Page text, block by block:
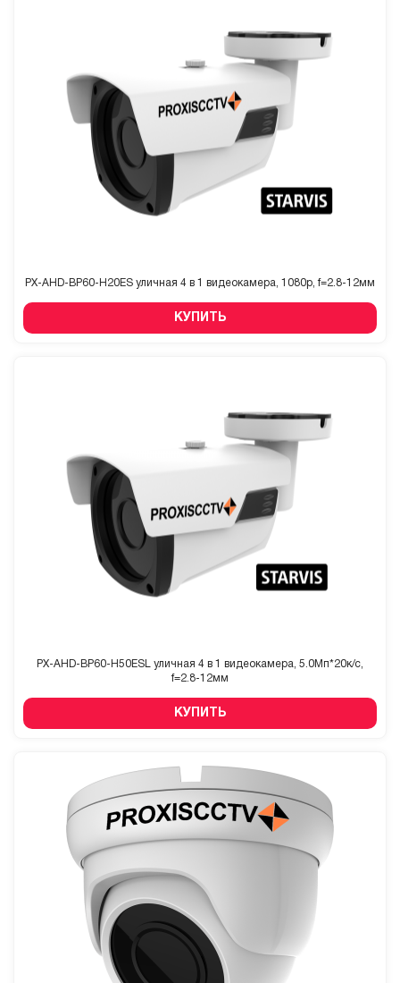
PX-AHD-BP60-H20ES уличная 4 в 1 видеокамера, 1080p, f=2.8-12мм
КУПИТЬ
PX-AHD-BP60-H50ESL уличная 4 в 1 видеокамера, 5.0Мп*20к/с,
f=2.8-12мм
КУПИТЬ